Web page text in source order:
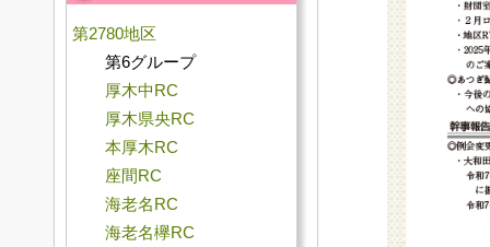
第2780地区
第6グループ
厚木中RC
厚木県央RC
本厚木RC
座間RC
海老名RC
海老名欅RC